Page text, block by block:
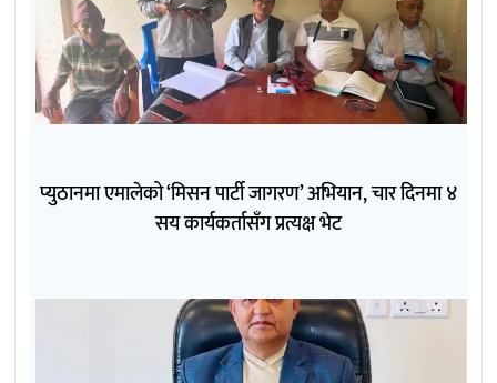
प्युठानमा एमालेको ‘मिसन पार्टी जागरण’ अभियान, चार दिनमा ४
सय कार्यकर्तासँग प्रत्यक्ष भेट